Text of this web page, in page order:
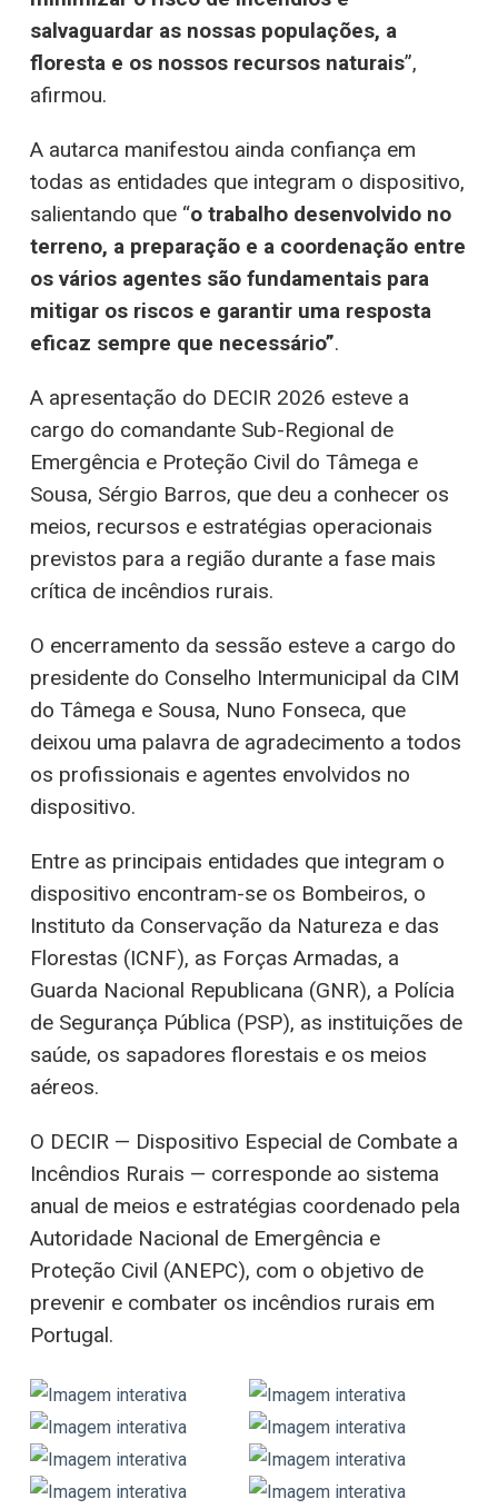
salvaguardar as nossas populações, a
floresta e os nossos recursos naturais”,
afirmou.
A autarca manifestou ainda confiança em
todas as entidades que integram o dispositivo,
salientando que “o trabalho desenvolvido no
terreno, a preparação e a coordenação entre
os vários agentes são fundamentais para
mitigar os riscos e garantir uma resposta
eficaz sempre que necessário”.
A apresentação do DECIR 2026 esteve a
cargo do comandante Sub-Regional de
Emergência e Proteção Civil do Tâmega e
Sousa, Sérgio Barros, que deu a conhecer os
meios, recursos e estratégias operacionais
previstos para a região durante a fase mais
crítica de incêndios rurais.
O encerramento da sessão esteve a cargo do
presidente do Conselho Intermunicipal da CIM
do Tâmega e Sousa, Nuno Fonseca, que
deixou uma palavra de agradecimento a todos
os profissionais e agentes envolvidos no
dispositivo.
Entre as principais entidades que integram o
dispositivo encontram-se os Bombeiros, o
Instituto da Conservação da Natureza e das
Florestas (ICNF), as Forças Armadas, a
Guarda Nacional Republicana (GNR), a Polícia
de Segurança Pública (PSP), as instituições de
saúde, os sapadores florestais e os meios
aéreos.
O DECIR — Dispositivo Especial de Combate a
Incêndios Rurais — corresponde ao sistema
anual de meios e estratégias coordenado pela
Autoridade Nacional de Emergência e
Proteção Civil (ANEPC), com o objetivo de
prevenir e combater os incêndios rurais em
Portugal.